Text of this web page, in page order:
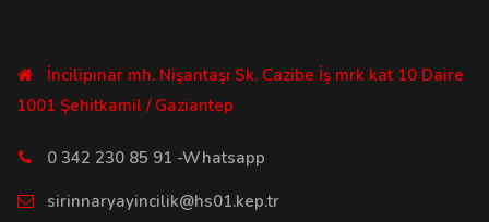
İncilipınar mh. Nişantaşı Sk. Cazibe İş mrk kat 10 Daire
1001 Şehitkamil / Gaziantep
0 342 230 85 91 -Whatsapp
sirinnaryayincilik@hs01.kep.tr